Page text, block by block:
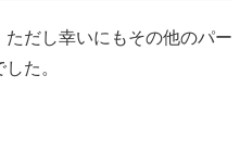
ただし幸いにもその他のパー
た。